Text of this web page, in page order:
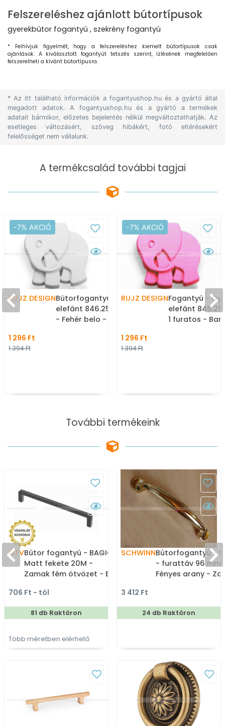
Felszereléshez ajánlott bútortípusok
gyerekbútor fogantyú , szekrény fogantyú
* Felhívjuk figyelmét, hogy a felszereléshez kiemelt bútortípusok csak
ajánlások. A kiválasztott fogantyút tetszés szerint, ízlésének megfelelően
felszerelheti a kívánt bútortípusra.
* Az itt található információk a fogantyushop.hu és a gyártó által
megadott adatok. A fogantyushop.hu és a gyártó a termékek
adatait bármikor, előzetes bejelentés nélkül megváltoztathatják. Az
esetleges változásért, szöveg hibákért, fotó eltérésekért
felelősséget nem vállalunk.
A termékcsalád további tagjai
-7% AKCIÓ
RUJZ DESIGNBútorfogantyú - Gyerek
elefánt 846.25 - 1 furatos
- Fehér belo - Farmer
állatos gyerekbútor
1 296 Ft
1 394 Ft
-7% AKCIÓ
RUJZ DESIGNFogantyú -
elefánt
1 furatos -
1 296 Ft
1 394 Ft
További termékeink
GTVBútor fogantyú - BAGIO -
Matt fekete 20M -
Zamak fém ötvözet - Egy
színes fém
bútorfogantyú
706 Ft - tól
81 db Raktáron
Több méretben elérhető
SCHWINNBútorfogantyú -
- furattáv 96 mm
Fényes arany - Zamak
színes fém
bútorfogantyú
3 412 Ft
24 db Raktáron